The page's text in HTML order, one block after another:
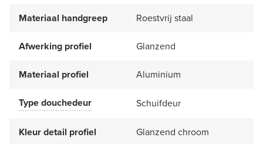
Materiaal handgreep Roestvrij staal
Afwerking profiel Glanzend
Materiaal profiel Aluminium
Type douchedeur Schuifdeur
Kleur detail profiel Glanzend chroom